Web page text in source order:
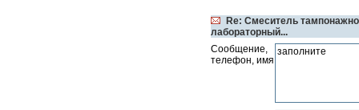
Re: Смеситель
лабораторный...
Сообщение,
телефон, имя